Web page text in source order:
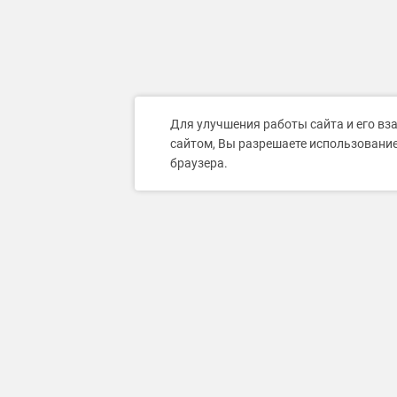
Для улучшения работы сайта и его
сайтом, Вы разрешаете
браузера.